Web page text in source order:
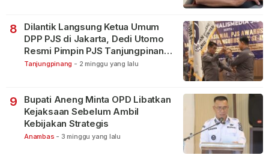
8
Dilantik Langsung Ketua Umum
DPP PJS di Jakarta, Dedi Utomo
Resmi Pimpin PJS Tanjungpinang-
Bintan
Tanjungpinang - 2 minggu yang lalu
9
Bupati Aneng Minta OPD Libatkan
Kejaksaan Sebelum Ambil
Kebijakan Strategis
Anambas - 3 minggu yang lalu